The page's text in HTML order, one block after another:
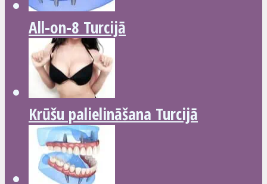
All-on-8 Turcijā
Krūšu palielināšana Turcijā